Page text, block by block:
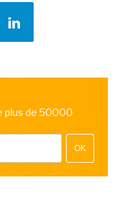
plus de 50000
OK